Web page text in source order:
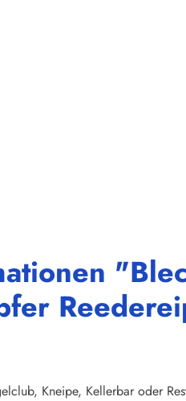
Kneipe, Kellerbar oder